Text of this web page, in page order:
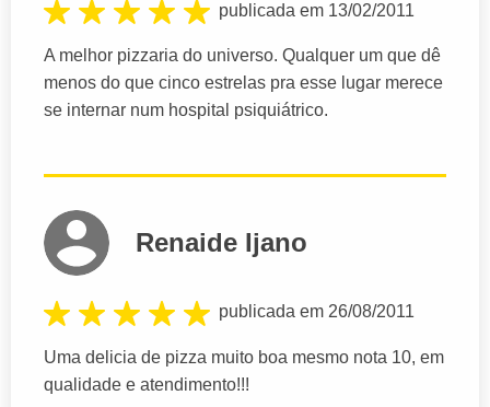
publicada em 13/02/2011
A melhor pizzaria do universo. Qualquer um que dê
menos do que cinco estrelas pra esse lugar merece
se internar num hospital psiquiátrico.
Renaide Ijano
publicada em 26/08/2011
Uma delicia de pizza muito boa mesmo nota 10, em
qualidade e atendimento!!!